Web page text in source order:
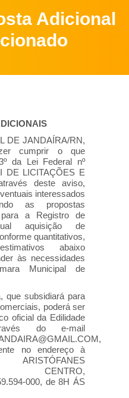
Adicional
DE JANDAÍRA/RN,
cumprir o que
da Lei Federal nº
DE LICITAÇÕES E
deste aviso,
interessados
as propostas
para a Registro de
aquisição de
quantitativos,
abaixo
às necessidades
Municipal de
que subsidiará para
poderá ser
oficial da Edilidade
do e-mail
no endereço à
CENTRO,
000, de 8H ÁS